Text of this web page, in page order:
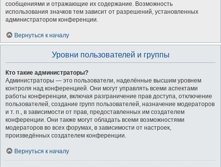
сообщениями и отражающие их содержание. Возможность
использования значков тем зависит от разрешений, установленных
администратором конференции.
Вернуться к началу
Уровни пользователей и группы
Кто такие администраторы?
Администраторы — это пользователи, наделённые высшим уровнем
контроля над конференцией. Они могут управлять всеми аспектами
работы конференции, включая разграничение прав доступа, отключение
пользователей, создание групп пользователей, назначение модераторов
и т. п., в зависимости от прав, предоставленных им создателем
конференции. Они также могут обладать всеми возможностями
модераторов во всех форумах, в зависимости от настроек,
произведённых создателем конференции.
Вернуться к началу